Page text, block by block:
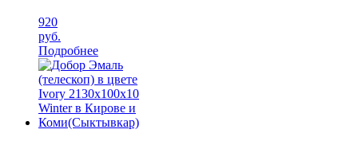
920
руб.
Подробнее